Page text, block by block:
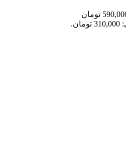
قیمت اصلی: 590,000 تومان